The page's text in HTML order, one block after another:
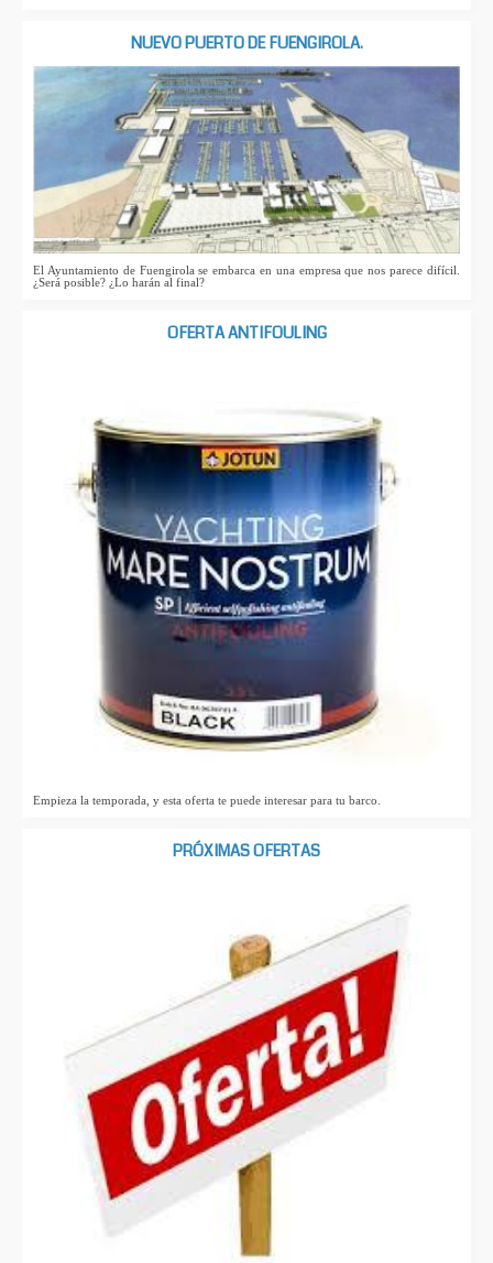
NUEVO PUERTO DE FUENGIROLA.
El Ayuntamiento de Fuengirola se embarca en una empresa que nos parece difícil.
¿Será posible? ¿Lo harán al final?
OFERTA ANTIFOULING
Empieza la temporada, y esta oferta te puede interesar para tu barco.
PRÓXIMAS OFERTAS